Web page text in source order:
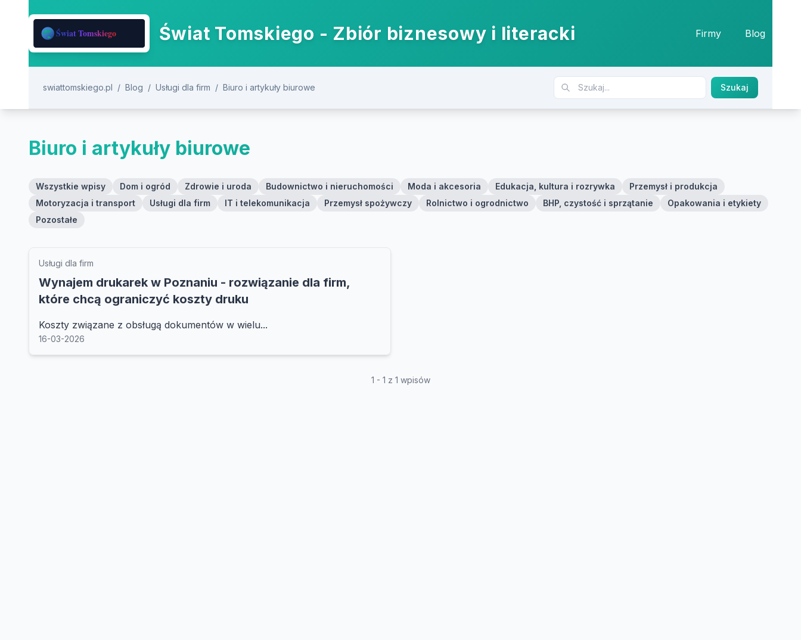
Świat Tomskiego - Zbiór biznesowy i literacki Firmy Blog
swiattomskiego.pl / Blog / Usługi dla firm / Biuro i artykuły biurowe Szukaj
Biuro i artykuły biurowe
Wszystkie wpisy Dom i ogród Zdrowie i uroda Budownictwo i nieruchomości Moda i akcesoria Edukacja, kultura i rozrywka
Przemysł i produkcja
Motoryzacja i transport
Usługi dla firm IT i telekomunikacja Przemysł spożywczy Rolnictwo i ogrodnictwo BHP, czystość i sprzątanie
Opakowania i etykiety
Pozostałe
Usługi dla firm
Wynajem drukarek w Poznaniu - rozwiązanie dla firm,
które chcą ograniczyć koszty druku
Koszty związane z obsługą dokumentów w wielu...
16-03-2026
1 - 1 z 1 wpisów